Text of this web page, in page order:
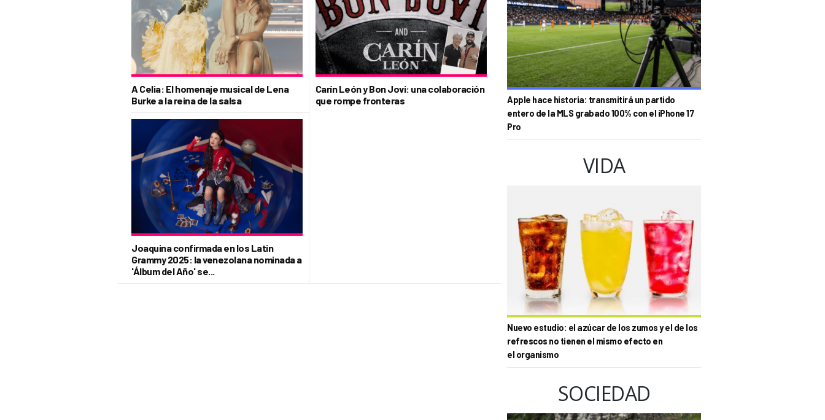
A Celia: El homenaje musical de Lena
Burke a la reina de la salsa
Carín León y Bon Jovi: una colaboración
que rompe fronteras
Joaquina confirmada en los Latin
Grammy 2025: la venezolana nominada a
'Álbum del Año' se...
Apple hace historia: transmitirá un partido
entero de la MLS grabado 100% con el iPhone 17
Pro
VIDA
Nuevo estudio: el azúcar de los zumos y el de los
refrescos no tienen el mismo efecto en
el organismo
SOCIEDAD